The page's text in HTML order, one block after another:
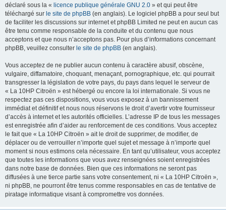
déclaré sous la « licence publique générale GNU 2.0 » et qui peut être
téléchargé sur le site de phpBB (en anglais). Le logiciel phpBB a pour seul but
de faciliter les discussions sur internet et phpBB Limited ne peut en aucun cas
être tenu comme responsable de la conduite et du contenu que nous
acceptons et que nous n’acceptons pas. Pour plus d’informations concernant
phpBB, veuillez consulter le site de phpBB (en anglais).
Vous acceptez de ne publier aucun contenu à caractère abusif, obscène,
vulgaire, diffamatoire, choquant, menaçant, pornographique, etc. qui pourrait
transgresser la législation de votre pays, du pays dans lequel le serveur de
« La 10HP Citroën » est hébergé ou encore la loi internationale. Si vous ne
respectez pas ces dispositions, vous vous exposez à un bannissement
immédiat et définitif et nous nous réservons le droit d’avertir votre fournisseur
d’accès à internet et les autorités officielles. L’adresse IP de tous les messages
est enregistrée afin d’aider au renforcement de ces conditions. Vous acceptez
le fait que « La 10HP Citroën » ait le droit de supprimer, de modifier, de
déplacer ou de verrouiller n’importe quel sujet et message à n’importe quel
moment si nous estimons cela nécessaire. En tant qu’utilisateur, vous acceptez
que toutes les informations que vous avez renseignées soient enregistrées
dans notre base de données. Bien que ces informations ne seront pas
diffusées à une tierce partie sans votre consentement, ni « La 10HP Citroën »,
ni phpBB, ne pourront être tenus comme responsables en cas de tentative de
piratage informatique visant à compromettre vos données.